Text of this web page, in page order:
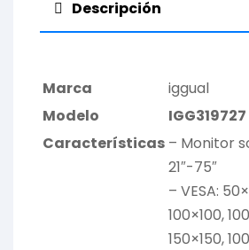
Descripción
Marca
iggual
Modelo
IGG319727
Características – Monitor
21″-75″
– VESA:
100×100,
150×150,